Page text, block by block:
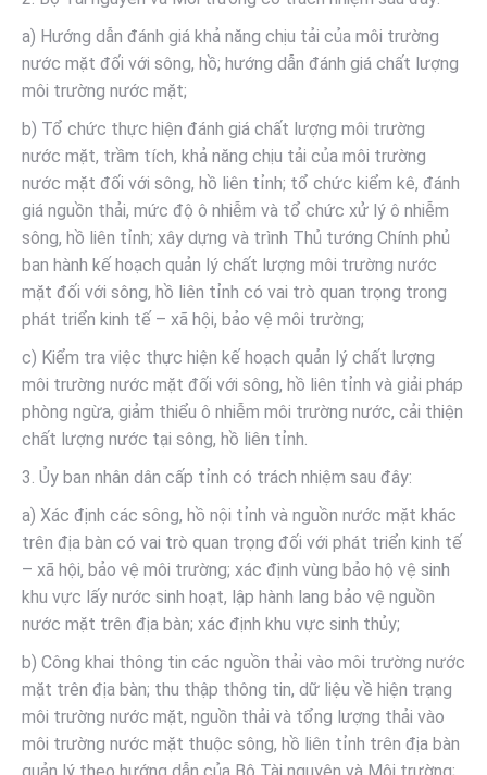
a) Hướng dẫn đánh giá khả năng chịu tải của môi trường
nước mặt đối với sông, hồ; hướng dẫn đánh giá chất lượng
môi trường nước mặt;
b) Tổ chức thực hiện đánh giá chất lượng môi trường
nước mặt, trầm tích, khả năng chịu tải của môi trường
nước mặt đối với sông, hồ liên tỉnh; tổ chức kiểm kê, đánh
giá nguồn thải, mức độ ô nhiễm và tổ chức xử lý ô nhiễm
sông, hồ liên tỉnh; xây dựng và trình Thủ tướng Chính phủ
ban hành kế hoạch quản lý chất lượng môi trường nước
mặt đối với sông, hồ liên tỉnh có vai trò quan trọng trong
phát triển kinh tế – xã hội, bảo vệ môi trường;
c) Kiểm tra việc thực hiện kế hoạch quản lý chất lượng
môi trường nước mặt đối với sông, hồ liên tỉnh và giải pháp
phòng ngừa, giảm thiểu ô nhiễm môi trường nước, cải thiện
chất lượng nước tại sông, hồ liên tỉnh.
3. Ủy ban nhân dân cấp tỉnh có trách nhiệm sau đây:
a) Xác định các sông, hồ nội tỉnh và nguồn nước mặt khác
trên địa bàn có vai trò quan trọng đối với phát triển kinh tế
– xã hội, bảo vệ môi trường; xác định vùng bảo hộ vệ sinh
khu vực lấy nước sinh hoạt, lập hành lang bảo vệ nguồn
nước mặt trên địa bàn; xác định khu vực sinh thủy;
b) Công khai thông tin các nguồn thải vào môi trường nước
mặt trên địa bàn; thu thập thông tin, dữ liệu về hiện trạng
môi trường nước mặt, nguồn thải và tổng lượng thải vào
môi trường nước mặt thuộc sông, hồ liên tỉnh trên địa bàn